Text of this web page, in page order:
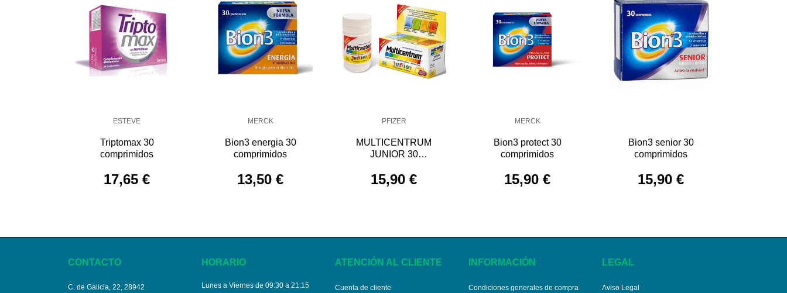
ESTEVE
Triptomax 30
comprimidos
17,65 €
MERCK
Bion3 energia 30
comprimidos
13,50 €
PFIZER
MULTICENTRUM
JUNIOR 30
15,90 €
MERCK
Bion3 protect 30
comprimidos
15,90 €
Bion3 senior 30
comprimidos
15,90 €
CONTACTO
C. de Galicia, 22, 28942
HORARIO
Lunes a Viernes de 09:30 a 21:15
ATENCIÓN AL CLIENTE
Cuenta de cliente
INFORMACIÓN
Condiciones generales de compra
LEGAL
Aviso Legal